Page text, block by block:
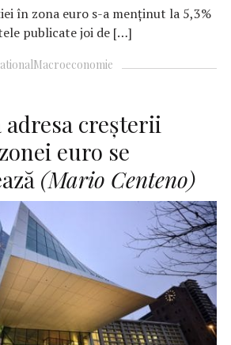
în zona euro s-a menţinut la 5,3%
publicate joi de […]
Macroeconomie
creşterii
euro se
(Mario Centeno)